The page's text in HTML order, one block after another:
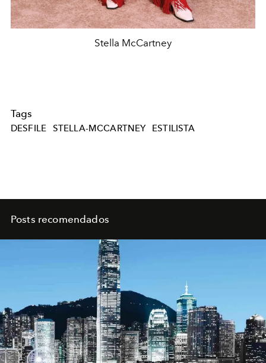
Stella McCartney
Tags
DESFILE STELLA-MCCARTNEY ESTILISTA
Posts recomendados